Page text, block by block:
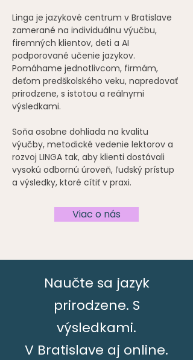
Linga je jazykové centrum v Bratislave
zamerané na individuálnu výučbu,
firemných klientov, deti a AI
podporované učenie jazykov.
Pomáhame jednotlivcom, firmám,
deťom predškolského veku, napredovať
prirodzene, s istotou a reálnymi
výsledkami.
​Soňa osobne dohliada na kvalitu
výučby, metodické vedenie lektorov a
rozvoj LINGA tak, aby klienti dostávali
vysokú odbornú úroveň, ľudský prístup
a výsledky, ktoré cítiť v praxi.
Viac o nás
Naučte sa jazyk
prirodzene. S
výsledkami.
V Bratislave aj online.